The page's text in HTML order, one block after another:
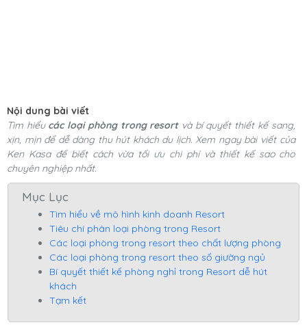
Nội dung bài viết
Tìm hiểu các loại phòng trong resort và bí quyết thiết kế sang,
xịn, mịn để dễ dàng thu hút khách du lịch. Xem ngay bài viết của
Ken Kasa để biết cách vừa tối ưu chi phí và thiết kế sao cho
chuyên nghiệp nhất.
Mục Lục
Tìm hiểu về mô hình kinh doanh Resort
Tiêu chí phân loại phòng trong Resort
Các loại phòng trong resort theo chất lượng phòng
Các loại phòng trong resort theo số giường ngủ
Bí quyết thiết kế phòng nghỉ trong Resort dễ hút
khách
Tạm kết